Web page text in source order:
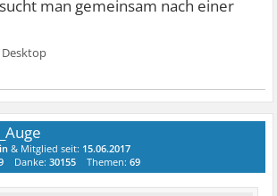
man gemeinsam nach einer
& Mitglied seit: 15.06.2017
Danke:30155 Themen:69